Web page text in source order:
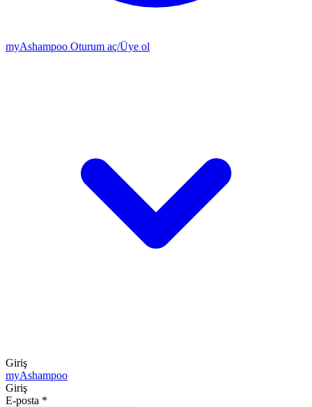
myAshampoo Oturum aç/Üye ol
Giriş
myAshampoo
Giriş
E-posta *